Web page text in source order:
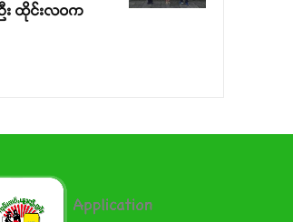
း ထိုင်းလဝက